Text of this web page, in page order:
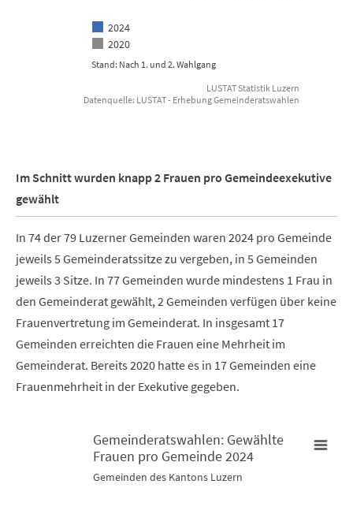
Stand: Nach 1. und 2. Wahlgang
2024
2020
LUSTAT Statistik Luzern
Datenquelle: LUSTAT - Erhebung Gemeinderatswahlen
Im Schnitt wurden knapp 2 Frauen pro Gemeindeexekutive
gewählt
In 74 der 79 Luzerner Gemeinden waren 2024 pro Gemeinde
jeweils 5 Gemeinderatssitze zu vergeben, in 5 Gemeinden
jeweils 3 Sitze. In 77 Gemeinden wurde mindestens 1 Frau in
den Gemeinderat gewählt, 2 Gemeinden verfügen über keine
Frauenvertretung im Gemeinderat. In insgesamt 17
Gemeinden erreichten die Frauen eine Mehrheit im
Gemeinderat. Bereits 2020 hatte es in 17 Gemeinden eine
Frauenmehrheit in der Exekutive gegeben.
Gemeinderatswahlen: Gewählte Frauen pro Gemeinde 2024
Gemeinderatswahlen: Gewählte
Frauen pro Gemeinde 2024
Gemeinden des Kantons Luzern